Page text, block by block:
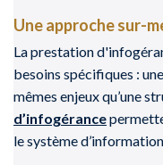
Une approche sur-
La prestation
besoins spécifiques :
mêmes enjeux qu’une
d’infogérance
le système